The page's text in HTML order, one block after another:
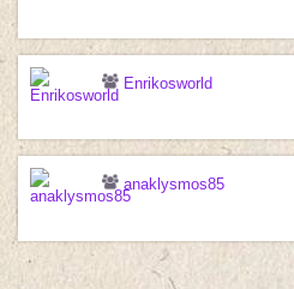
Enrikosworld
anaklysmos85